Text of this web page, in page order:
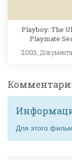
Playboy: The
Playmate
2003,
Для этого